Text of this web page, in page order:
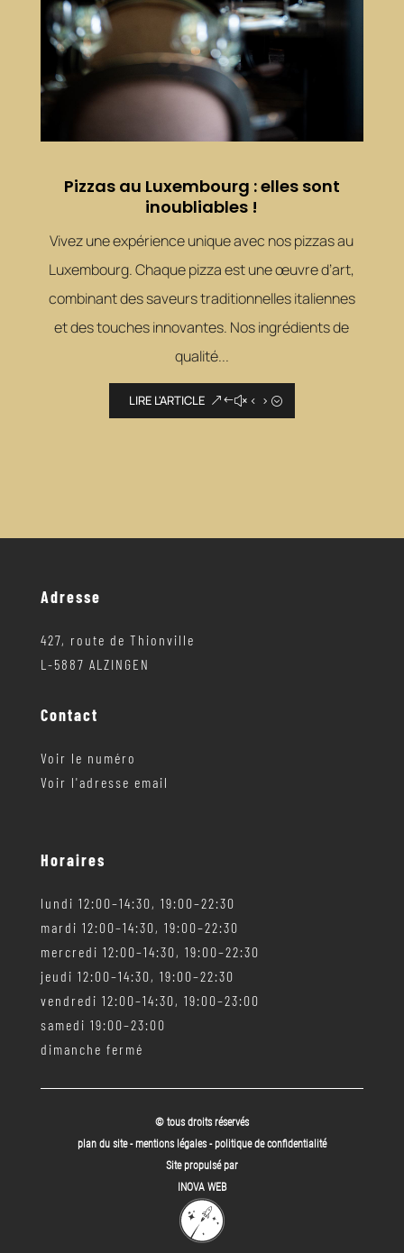
Pizzas au Luxembourg : elles sont
inoubliables !
Vivez une expérience unique avec nos pizzas au
Luxembourg. Chaque pizza est une œuvre d’art,
combinant des saveurs traditionnelles italiennes
et des touches innovantes. Nos ingrédients de
qualité...
LIRE L'ARTICLE
Adresse
427, route de Thionville
L-5887 ALZINGEN
Contact
Voir le numéro
Voir l'adresse email
Horaires
lundi 12:00–14:30, 19:00–22:30
mardi 12:00–14:30, 19:00–22:30
mercredi 12:00–14:30, 19:00–22:30
jeudi 12:00–14:30, 19:00–22:30
vendredi 12:00–14:30, 19:00–23:00
samedi 19:00–23:00
dimanche fermé
© tous droits réservés
plan du site-mentions légales -politique de confidentialité
Site propulsé par
INOVA WEB